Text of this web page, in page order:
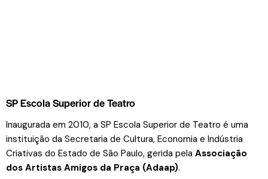
SP Escola Superior de Teatro
Inaugurada em 2010, a SP Escola Superior de Teatro é uma
instituição da Secretaria de Cultura, Economia e Indústria
Criativas do Estado de São Paulo, gerida pela Associação
dos Artistas Amigos da Praça (Adaap).